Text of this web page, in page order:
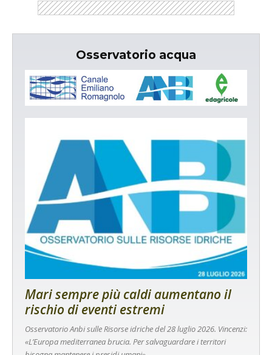
Osservatorio acqua
Mari sempre più caldi aumentano il
rischio di eventi estremi
Osservatorio Anbi sulle Risorse idriche del 28 luglio 2026. Vincenzi:
«L’Europa mediterranea brucia. Per salvaguardare i territori